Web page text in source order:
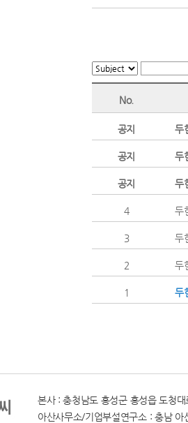
No.
공지 두
공지 두
공지 두
4 두
3 두
2 두
1 두
본사 : 충청남도 홍성군 홍성읍 도청
아산사무소/기업부설연구소 : 충남